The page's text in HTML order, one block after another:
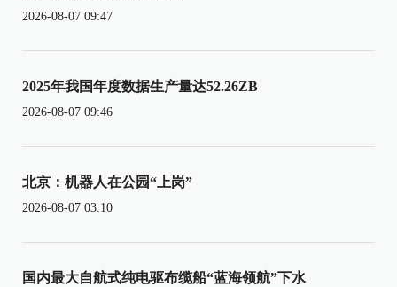
2026-08-07 09:47
2025年我国年度数据生产量达52.26ZB
2026-08-07 09:46
北京：机器人在公园“上岗”
2026-08-07 03:10
国内最大自航式纯电驱布缆船“蓝海领航”下水